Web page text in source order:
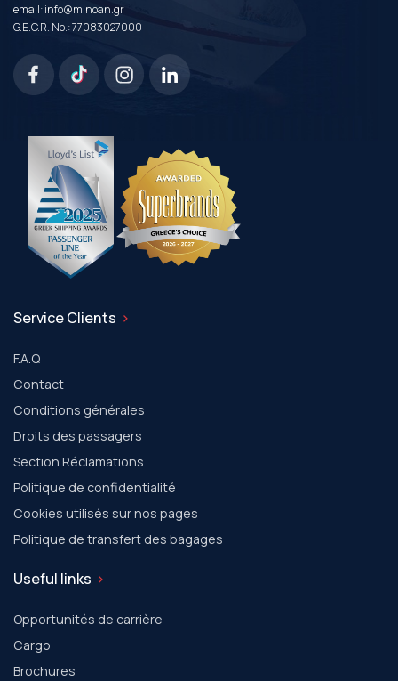
email:info@minoan.gr
G.E.C.R. No.: 77083027000
Service Clients
F.A.Q
Contact
Conditions générales
Droits des passagers
Section Réclamations
Politique de confidentialité
Cookies utilisés sur nos pages
Politique de transfert des bagages
Useful links
Opportunités de carrière
Cargo
Brochures